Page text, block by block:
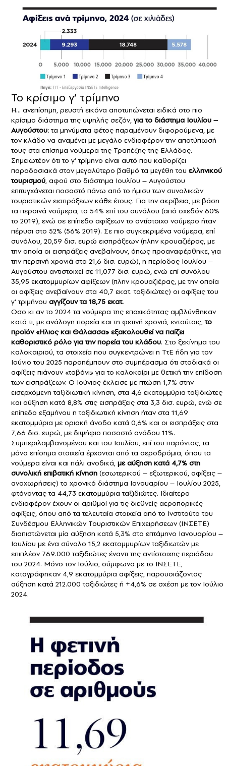
Το κρίσιμο γ’ τρίμηνο
Η… ανεπίσημη, ρευστή εικόνα αποτυπώνεται ειδικά στο πιο
κρίσιμο διάστημα της υψηλής σεζόν, για το διάστημα Ιουλίου –
Αυγούστου:τα μηνύματα φέτος παραμένουν διφορούμενα, με
τον κλάδο να αναμένει με μεγάλο ενδιαφέρον την αποτύπωσή
τους στα επίσημα νούμερα της Τραπέζης της Ελλάδος.
Σημειωτέον ότι το γ’ τρίμηνο είναι αυτό που καθορίζει
παραδοσιακά στον μεγαλύτερο βαθμό τα μεγέθη του ελληνικού
τουρισμού, αφού στο διάστημα Ιουλίου – Αυγούστου
επιτυγχάνεται ποσοστό πάνω από το ήμισυ των συνολικών
τουριστικών εισπράξεων κάθε έτους. Για την ακρίβεια, με βάση
τα περσινά νούμερα, το 54% επί του συνόλου (από σχεδόν 60%
το 2019), ενώ σε επίπεδο αφίξεων το αντίστοιχο νούμερο ήταν
πέρυσι στο 52% (56% 2019). Σε πιο συγκεκριμένα νούμερα, επί
συνόλου, 20,59 δισ. ευρώ εισπράξεων (πλην κρουαζιέρας, με
την οποία οι εισπράξεις ανεβαίνουν, όπως προαναφέρθηκε, για
την περσινή χρονιά στα 21,6 δισ. ευρώ), η περίοδος Ιουλίου –
Αυγούστου αντιστοιχεί σε 11,077 δισ. ευρώ, ενώ επί συνόλου
35,95 εκατομμυρίων αφίξεων (πλην κρουαζιέρας, με την οποία
οι αφίξεις ανεβαίνουν στα 40,7 εκατ. ταξιδιώτες) οι αφίξεις του
γ’ τριμήνου αγγίζουν τα 18,75 εκατ.
Οσο κι αν το 2024 τα νούμερα της εποχικότητας αμβλύνθηκαν
κατά τι, με ανάλογη πορεία και τη φετινή χρονιά, εντούτοις,το
προϊόν «Ηλιος και Θάλασσα» εξακολουθεί να παίζει
καθοριστικό ρόλο για την πορεία του κλάδου. Στο ξεκίνημα του
καλοκαιριού, τα στοιχεία που συγκεντρώνει η ΤτΕ ήδη για τον
Ιούνιο του 2025 παραπέμπουν στο συμπέρασμα ότι σταδιακά οι
αφίξεις πιάνουν «ταβάνι» για το καλοκαίρι με θετική την επίδοση
των εισπράξεων. Ο Ιούνιος έκλεισε με πτώση 1,7% στην
εισερχόμενη ταξιδιωτική κίνηση, στα 4,6 εκατομμύρια ταξιδιώτες
και αύξηση κατά 8,8% στις εισπράξεις στα 3,3 δισ. ευρώ, ενώ σε
επίπεδο εξαμήνου η ταξιδιωτική κίνηση ήταν στα 11,69
εκατομμύρια με οριακή άνοδο κατά 0,6% και οι εισπράξεις στα
7,66 δισ. ευρώ, με διψήφιο ποσοστό ανόδου 11%.
Συμπεριλαμβανομένου και του Ιουλίου, επί του παρόντος, τα
μόνα επίσημα στοιχεία έρχονται από τα αεροδρόμια, όπου τα
νούμερα είναι και πάλι ανοδικά, με αύξηση κατά 4,7% στη
συνολική επιβατική κίνηση (εσωτερικού – εξωτερικού, αφίξεις –
αναχωρήσεις) το χρονικό διάστημα Ιανουαρίου – Ιουλίου 2025,
φτάνοντας τα 44,73 εκατομμύρια ταξιδιώτες. Ιδιαίτερο
ενδιαφέρον έχουν οι αριθμοί για τις διεθνείς αεροπορικές
αφίξεις, όπου από τα τελευταία στοιχεία από το Ινστιτούτο του
Συνδέσμου Ελληνικών Τουριστικών Επιχειρήσεων (ΙΝΣΕΤΕ)
διαπιστώνεται μία αύξηση κατά 5,3% στο επτάμηνο Ιανουαρίου –
Ιουλίου με ένα σύνολο 15,2 εκατομμυρίων ταξιδιωτών με
επιπλέον 769.000 ταξιδιώτες έναντι της αντίστοιχης περιόδου
του 2024. Μόνο τον Ιούλιο, σύμφωνα με το ΙΝΣΕΤΕ,
καταγράφηκαν 4,9 εκατομμύρια αφίξεις, παρουσιάζοντας
αύξηση κατά 212.000 ταξιδιώτες ή +4,6% σε σχέση με τον Ιούλιο
2024.